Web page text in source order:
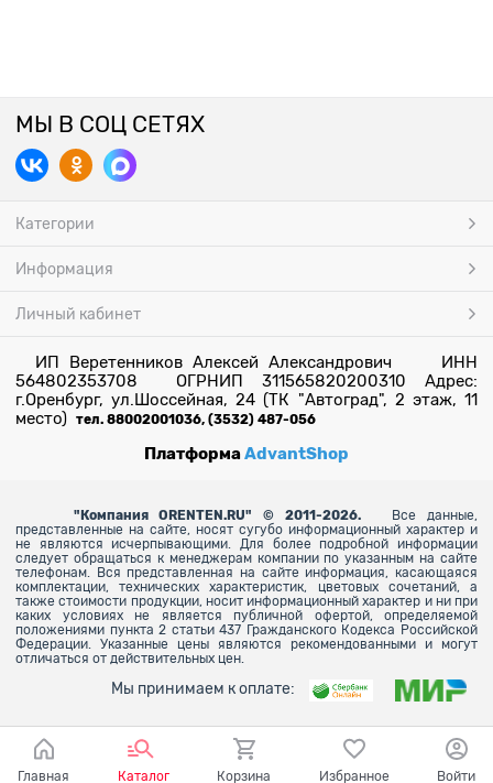
МЫ В СОЦ СЕТЯХ
Категории
Информация
Личный кабинет
ИП Веретенников Алексей Александрович ИНН
564802353708 ОГРНИП 311565820200310 Адрес:
г.Оренбург, ул.Шоссейная, 24 (ТК "Автоград", 2 этаж, 11
место) тел. 88002001036, (3532) 487-056
ПлатформаAdvantShop
" Компания ORENTEN.RU" © 2011-2026.
Все данные,
представленные на сайте, носят сугубо информационный характер и
не являются исчерпывающими. Для более подробной информации
следует обращаться к менеджерам компании по указанным на сайте
телефонам. Вся представленная на сайте информация, касающаяся
комплектации, технических характеристик, цветовых сочетаний, а
также стоимости продукции, носит информационный характер и ни при
каких условиях не является публичной офертой, определяемой
положениями пункта 2 статьи 437 Гражданского Кодекса Российской
Федерации. Указанные цены являются рекомендованными и могут
отличаться от действительных цен.
Мы принимаем к оплате:
Главная Каталог Корзина Избранное Войти